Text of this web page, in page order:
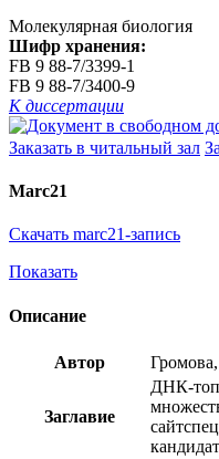
Молекулярная биология
Шифр хранения:
FB 9 88-7/3399-1
FB 9 88-7/3400-9
К диссертации
Заказать в читальный зал
Marc21
Скачать marc21-запись
Показать
Описание
Автор
Заглавие
ДНК-